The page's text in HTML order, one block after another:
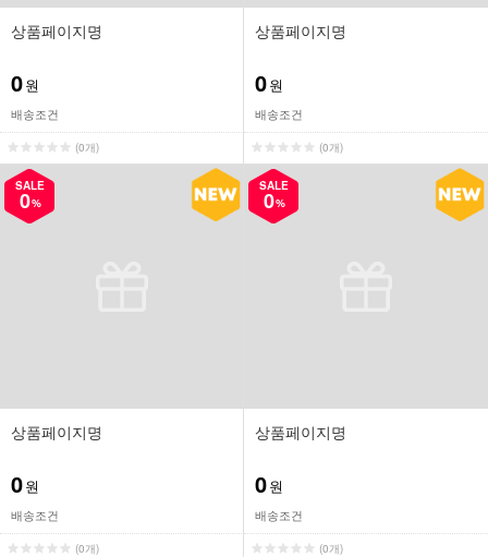
상품페이지명
0원
배송조건
(0개)
상품페이지명
0원
배송조건
(0개)
SALE
0%
상품페이지명
0원
배송조건
(0개)
SALE
0%
상품페이지명
0원
배송조건
(0개)